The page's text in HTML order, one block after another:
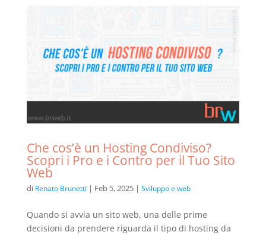
Che cos’è un Hosting Condiviso?
Scopri i Pro e i Contro per il Tuo Sito
Web
di Renato Brunetti | Feb 5, 2025| Sviluppo e web
Quando si avvia un sito web, una delle prime
decisioni da prendere riguarda il tipo di hosting da